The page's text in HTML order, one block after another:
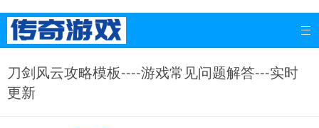

刀剑风云攻略模板----游戏常见问题解答---实时
更新